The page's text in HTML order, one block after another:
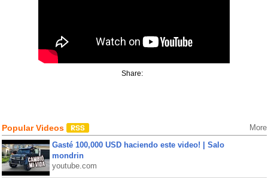
Share:
Popular Videos More
Gasté 100,000 USD haciendo este video! | Salo
mondrin
youtube.com